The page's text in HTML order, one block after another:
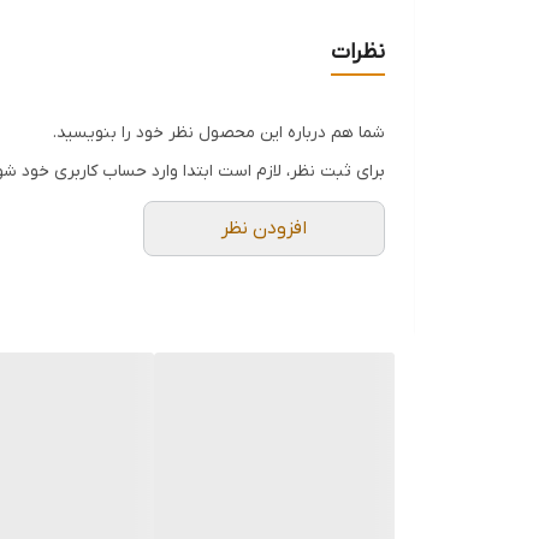
نظرات
شما هم درباره این محصول نظر خود را بنویسید.
برای ثبت نظر، لازم است ابتدا وارد حساب کاربری خود
افزودن نظر